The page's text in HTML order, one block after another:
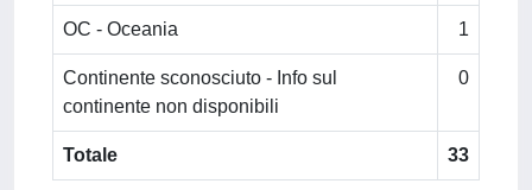
OC - Oceania 1
Continente sconosciuto - Info sul
continente non disponibili
0
Totale 33